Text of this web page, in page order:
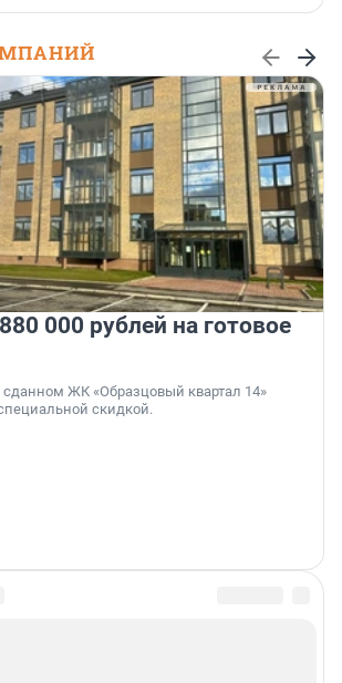
000 рублей на готовое
сданном ЖК «Образцовый квартал 14»
скидкой.